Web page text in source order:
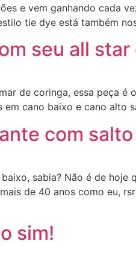
e vem ganhando cada
tie dye está também
seu all
de coringa, essa peça
em cano baixo e cano
com
sabia? Não é de
de 40 anos como eu,
sim!